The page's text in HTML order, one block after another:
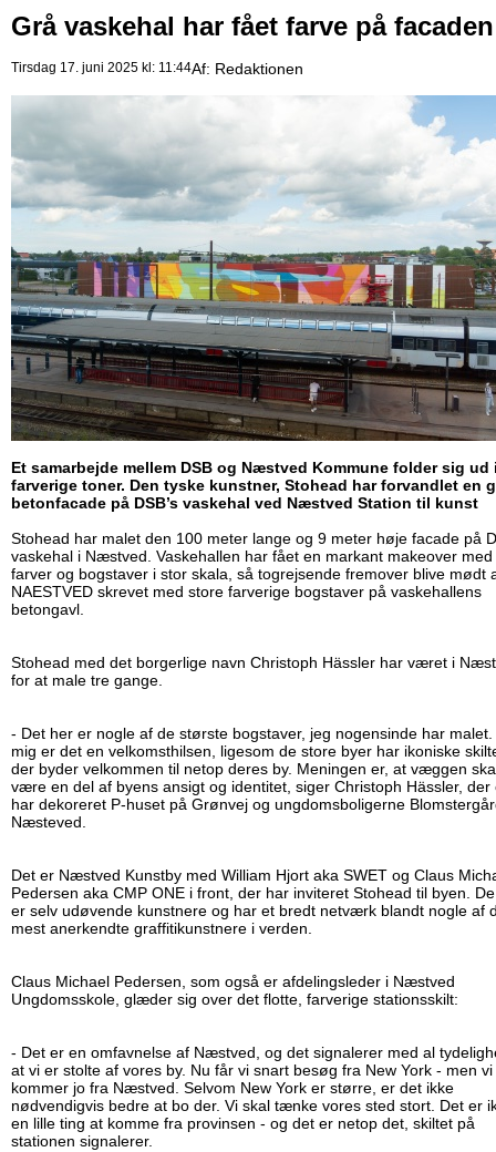
Grå vaskehal har fået farve på facaden
Tirsdag 17. juni 2025 kl: 11:44Af: Redaktionen
Et samarbejde mellem DSB og Næstved Kommune folder sig ud
farverige toner. Den tyske kunstner, Stohead har forvandlet en
betonfacade på DSB’s vaskehal ved Næstved Station til kunst
Stohead har malet den 100 meter lange og 9 meter høje facade på
vaskehal i Næstved. Vaskehallen har fået en markant makeover med
farver og bogstaver i stor skala, så togrejsende fremover blive mødt
NAESTVED skrevet med store farverige bogstaver på vaskehallens
betongavl.
Stohead med det borgerlige navn Christoph Hässler har været i
for at male tre gange.
- Det her er nogle af de største bogstaver, jeg nogensinde har
mig er det en velkomsthilsen, ligesom de store byer har ikoniske
der byder velkommen til netop deres by. Meningen er, at væggen
være en del af byens ansigt og identitet, siger Christoph Hässler, der
har dekoreret P-huset på Grønvej og ungdomsboligerne
Næsteved.
Det er Næstved Kunstby med William Hjort aka SWET og Claus
Pedersen aka CMP ONE i front, der har inviteret Stohead til byen.
er selv udøvende kunstnere og har et bredt netværk blandt nogle af
mest anerkendte graffitikunstnere i verden.
Claus Michael Pedersen, som også er afdelingsleder i Næstved
Ungdomsskole, glæder sig over det flotte, farverige stationsskilt:
- Det er en omfavnelse af Næstved, og det signalerer med al
at vi er stolte af vores by. Nu får vi snart besøg fra New York - men vi
kommer jo fra Næstved. Selvom New York er større, er det ikke
nødvendigvis bedre at bo der. Vi skal tænke vores sted stort. Det er
en lille ting at komme fra provinsen - og det er netop det, skiltet på
stationen signalerer.